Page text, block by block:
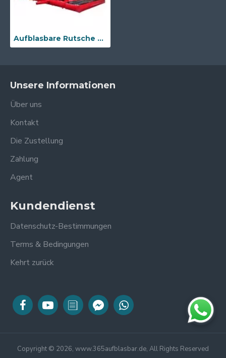
Aufblasbare Rutsche Für Erwachsene
Unsere Informationen
Über uns
Kontakt
Die Zustellung
Zahlung
Agent
Kundendienst
Datenschutz-Bestimmungen
Terms & Bedingungen
Kehrt zurück
Copyright © 2026, www.365aufblasbar.de, All Rights Reserved